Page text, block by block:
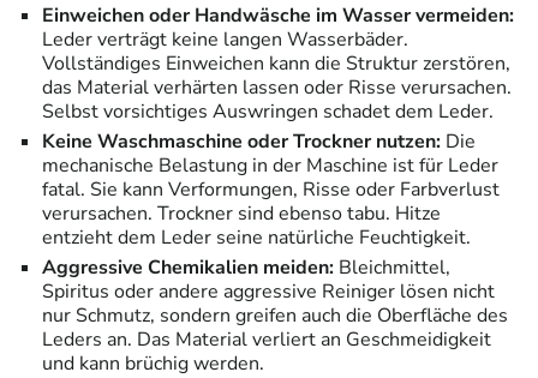
Einweichen oder Handwäsche im Wasser vermeiden:
Leder verträgt keine langen Wasserbäder.
Vollständiges Einweichen kann die Struktur zerstören,
das Material verhärten lassen oder Risse verursachen.
Selbst vorsichtiges Auswringen schadet dem Leder.
Keine Waschmaschine oder Trockner nutzen: Die
mechanische Belastung in der Maschine ist für Leder
fatal. Sie kann Verformungen, Risse oder Farbverlust
verursachen. Trockner sind ebenso tabu. Hitze
entzieht dem Leder seine natürliche Feuchtigkeit.
Aggressive Chemikalien meiden: Bleichmittel,
Spiritus oder andere aggressive Reiniger lösen nicht
nur Schmutz, sondern greifen auch die Oberfläche des
Leders an. Das Material verliert an Geschmeidigkeit
und kann brüchig werden.